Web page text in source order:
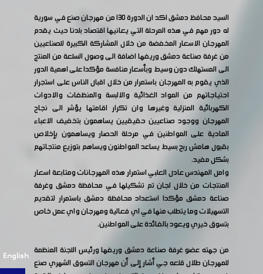
English
السيد محافظ دمشق اكد ان الدورة ١٣٠ من مهرجان صنع في سورية
له دور مهم في هذه المرحلة التي يعانيها اقتصاد بلدنا حيث يقدم
المهرجان الاسعار المخفضة من خلال المشاركة الكبيرة للصناعيين
من غرفة صناعة دمشق وريفها اضافة الى وصول السلعة من المنتج
الى المستهلك دون وسيط وبأسعار منافسة مؤكدا على اهمية الدور
الذي يقوم به المهرجان باستمرار من خلال اقبال الناس على استجرار
احتياجاتهم من المواد الغذائية والالبسة والمنظفات والادوات
الكهربائية المنزلية وغيرها وان تكرار اقامتها يؤشر الى نجاح
المهرجان ووجود صناعيين حقيقيين يساهمون بتخفيف الاعباء
المادية على المواطنين في مرحلة الحصار ويساهمون بإخلاص
بقبول هامش ربح بسيط يساعد المواطنون ويساهم بتوزيع منتجاتهم
بشكل مفيد.
وامل المهندس عادل العلبي استمرار هذه المهرجانات ومتابعة اسعار
المنتجات من خلال لجان تم تشكيلها في محافظة دمشق وغرفة
صناعة دمشق مؤكدا استعداد محافظة دمشق باستمرار لتقديم
التسهيلات وما يتطلب منها في اي فعالية ومهرجان واي عمل خاص
بتسوق خيري ويعود بالفائدة على المواطنين.
من جهته عضو غرفة صناعة دمشق وريفها ورئيس اللجنة المنظمة
للمهرجان طلال قلعه جي أشار إلى أن مهرجان التسوق الشهري صنع